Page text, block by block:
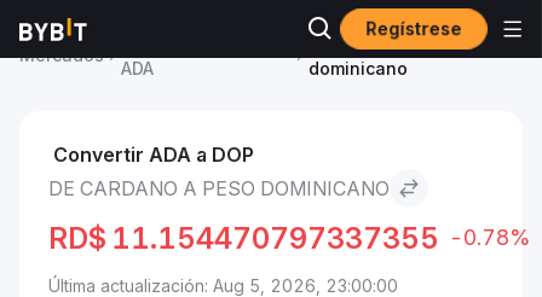
Regístrese
Mercados
ADA
Cardano to Peso
dominicano
Convertir ADA a DOP
DE CARDANO A PESO DOMINICANO
RD$ 11.154470797337355 -0.78%
Última actualización: Aug 5, 2026, 23:00:00